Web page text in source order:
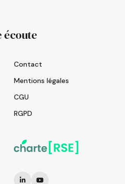
écoute
Contact
Mentions légales
CGU
RGPD